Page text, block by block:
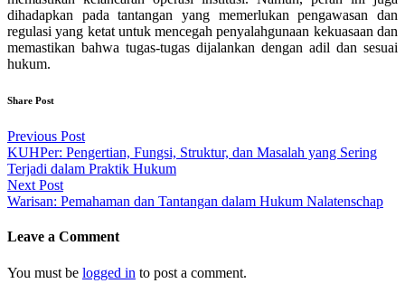
dihadapkan pada tantangan yang memerlukan pengawasan dan
regulasi yang ketat untuk mencegah penyalahgunaan kekuasaan dan
memastikan bahwa tugas-tugas dijalankan dengan adil dan sesuai
hukum.
Share Post
Post
navigation
Previous Post
KUHPer: Pengertian, Fungsi, Struktur, dan Masalah yang Sering
Terjadi dalam Praktik Hukum
Next Post
Warisan: Pemahaman dan Tantangan dalam Hukum Nalatenschap
Leave a Comment
You must be logged in to post a comment.